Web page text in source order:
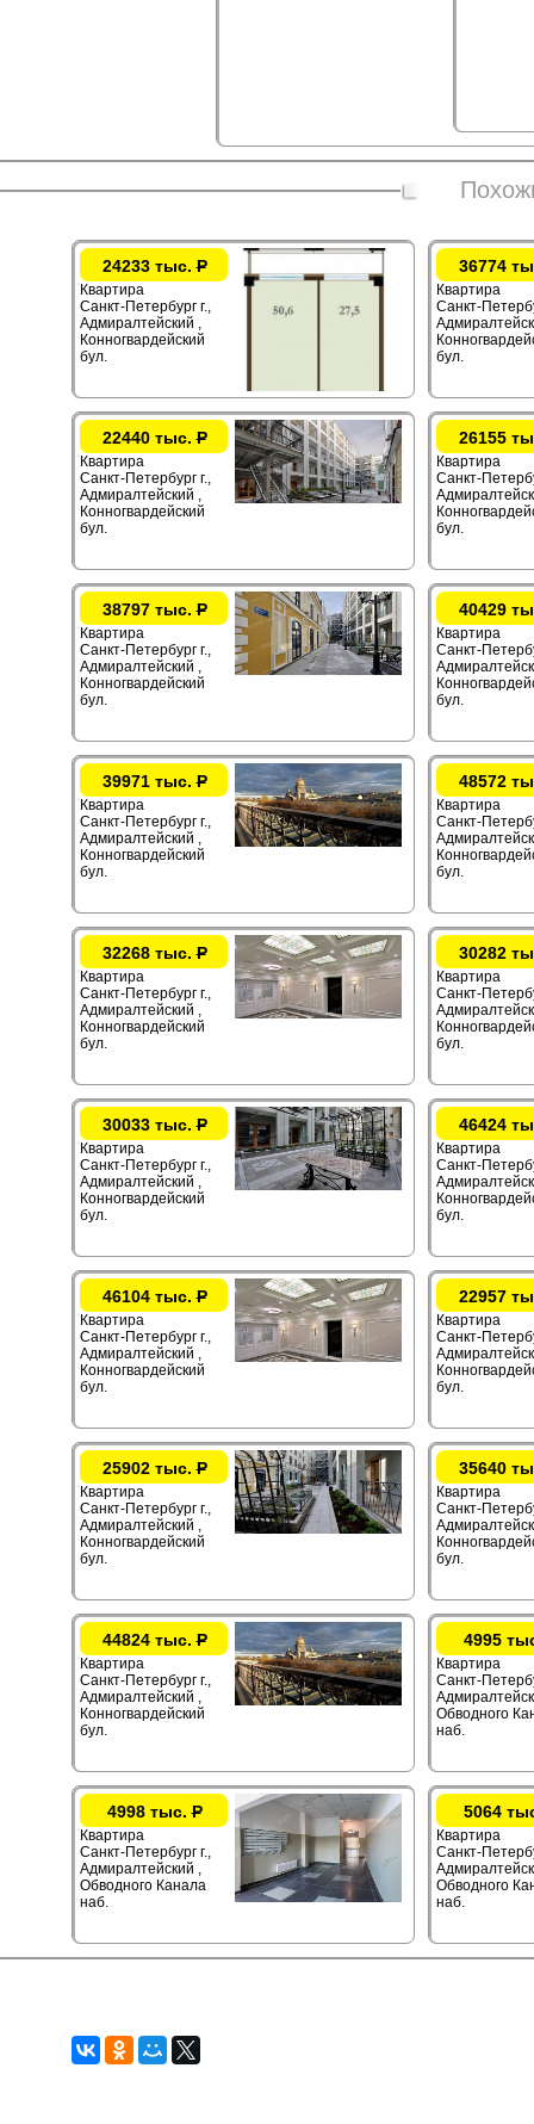
24233 тыс.Р
Квартира
Санкт-Петербург г.,
Адмиралтейский ,
Конногвардейский
бул.
36774
Квартира
Санкт-
бул.
22440 тыс.Р
Квартира
Санкт-Петербург г.,
Адмиралтейский ,
Конногвардейский
бул.
26155
Квартира
Санкт-
бул.
38797 тыс.Р
Квартира
Санкт-Петербург г.,
Адмиралтейский ,
Конногвардейский
бул.
40429
Квартира
Санкт-
бул.
39971 тыс.Р
Квартира
Санкт-Петербург г.,
Адмиралтейский ,
Конногвардейский
бул.
48572
Квартира
Санкт-
бул.
32268 тыс.Р
Квартира
Санкт-Петербург г.,
Адмиралтейский ,
Конногвардейский
бул.
30282
Квартира
Санкт-
бул.
30033 тыс.Р
Квартира
Санкт-Петербург г.,
Адмиралтейский ,
Конногвардейский
бул.
46424
Квартира
Санкт-
бул.
46104 тыс.Р
Квартира
Санкт-Петербург г.,
Адмиралтейский ,
Конногвардейский
бул.
22957
Квартира
Санкт-
бул.
25902 тыс.Р
Квартира
Санкт-Петербург г.,
Адмиралтейский ,
Конногвардейский
бул.
35640
Квартира
Санкт-
бул.
44824 тыс.Р
Квартира
Санкт-Петербург г.,
Адмиралтейский ,
Конногвардейский
бул.
4995
Квартира
Санкт-
Обводного
наб.
4998 тыс.Р
Квартира
Санкт-Петербург г.,
Адмиралтейский ,
Обводного Канала
наб.
5064
Квартира
Санкт-
Обводного
наб.